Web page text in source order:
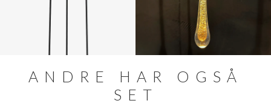
ANDRE HAR OGSÅ
SET